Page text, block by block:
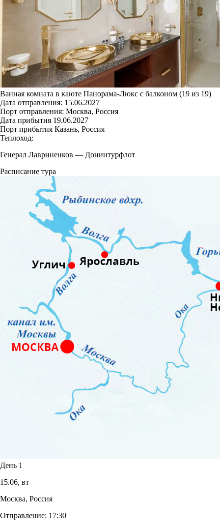
Ванная комната в каюте Панорама-Люкс с балконом (19 из 19)
Дата отправления: 15.06.2027
Порт отправления: Москва, Россия
Дата прибытия 19.06.2027
Порт прибытия Казань, Россия
Теплоход:
Генерал Лавриненков — Донинтурфлот
Расписание тура
День 1
15.06, вт
Москва, Россия
Отправление: 17:30